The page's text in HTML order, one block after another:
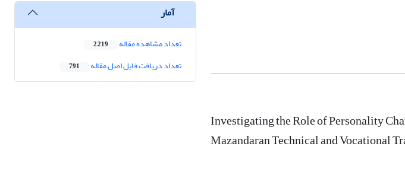
Investigating the Role of Personality
Mazandaran Technical and Vocational
آمار
تعداد مشاهده مقاله 2,219
تعداد دریافت فایل اصل مقاله 791